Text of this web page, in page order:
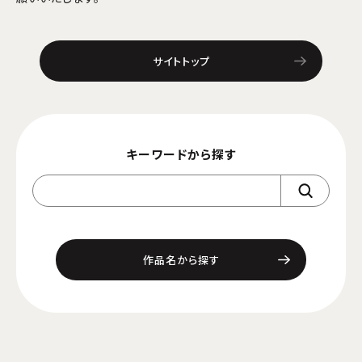
サイトトップ
キーワードから探す
作品名から探す